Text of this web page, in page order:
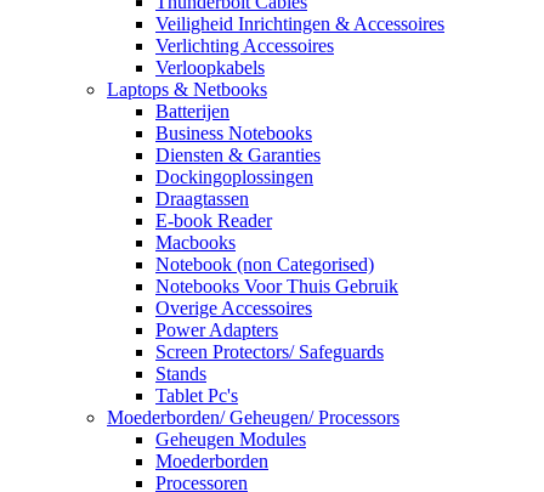
Veiligheid Inrichtingen & Accessoires
Verlichting Accessoires
Verloopkabels
Laptops & Netbooks
Batterijen
Business Notebooks
Diensten & Garanties
Dockingoplossingen
Draagtassen
E-book Reader
Macbooks
Notebook (non Categorised)
Notebooks Voor Thuis Gebruik
Overige Accessoires
Power Adapters
Screen Protectors/ Safeguards
Stands
Tablet Pc's
Moederborden/ Geheugen/ Processors
Geheugen Modules
Moederborden
Processoren